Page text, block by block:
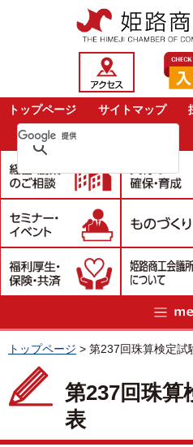
トップページ サイトマップ
トップページ > 第237回珠算検定試
第237回珠算
表